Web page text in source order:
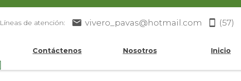
Líneas de atención: vivero_pavas@hotmail.com (57)
Contáctenos Nosotros Inicio